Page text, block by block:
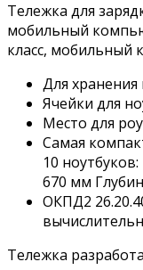
Тележка для
мобильный
класс, мобильный
Для хранения
Ячейки для
Место для
Самая
10
670 мм
ОКПД2
Тележка